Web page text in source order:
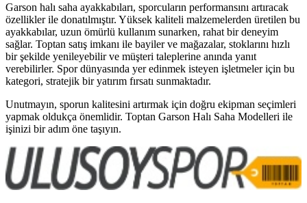
Garson halı saha ayakkabıları, sporcuların performansını artıracak
özellikler ile donatılmıştır. Yüksek kaliteli malzemelerden üretilen bu
ayakkabılar, uzun ömürlü kullanım sunarken, rahat bir deneyim
sağlar. Toptan satış imkanı ile bayiler ve mağazalar, stoklarını hızlı
bir şekilde yenileyebilir ve müşteri taleplerine anında yanıt
verebilirler. Spor dünyasında yer edinmek isteyen işletmeler için bu
kategori, stratejik bir yatırım fırsatı sunmaktadır.
Unutmayın, sporun kalitesini artırmak için doğru ekipman seçimleri
yapmak oldukça önemlidir. Toptan Garson Halı Saha Modelleri ile
işinizi bir adım öne taşıyın.